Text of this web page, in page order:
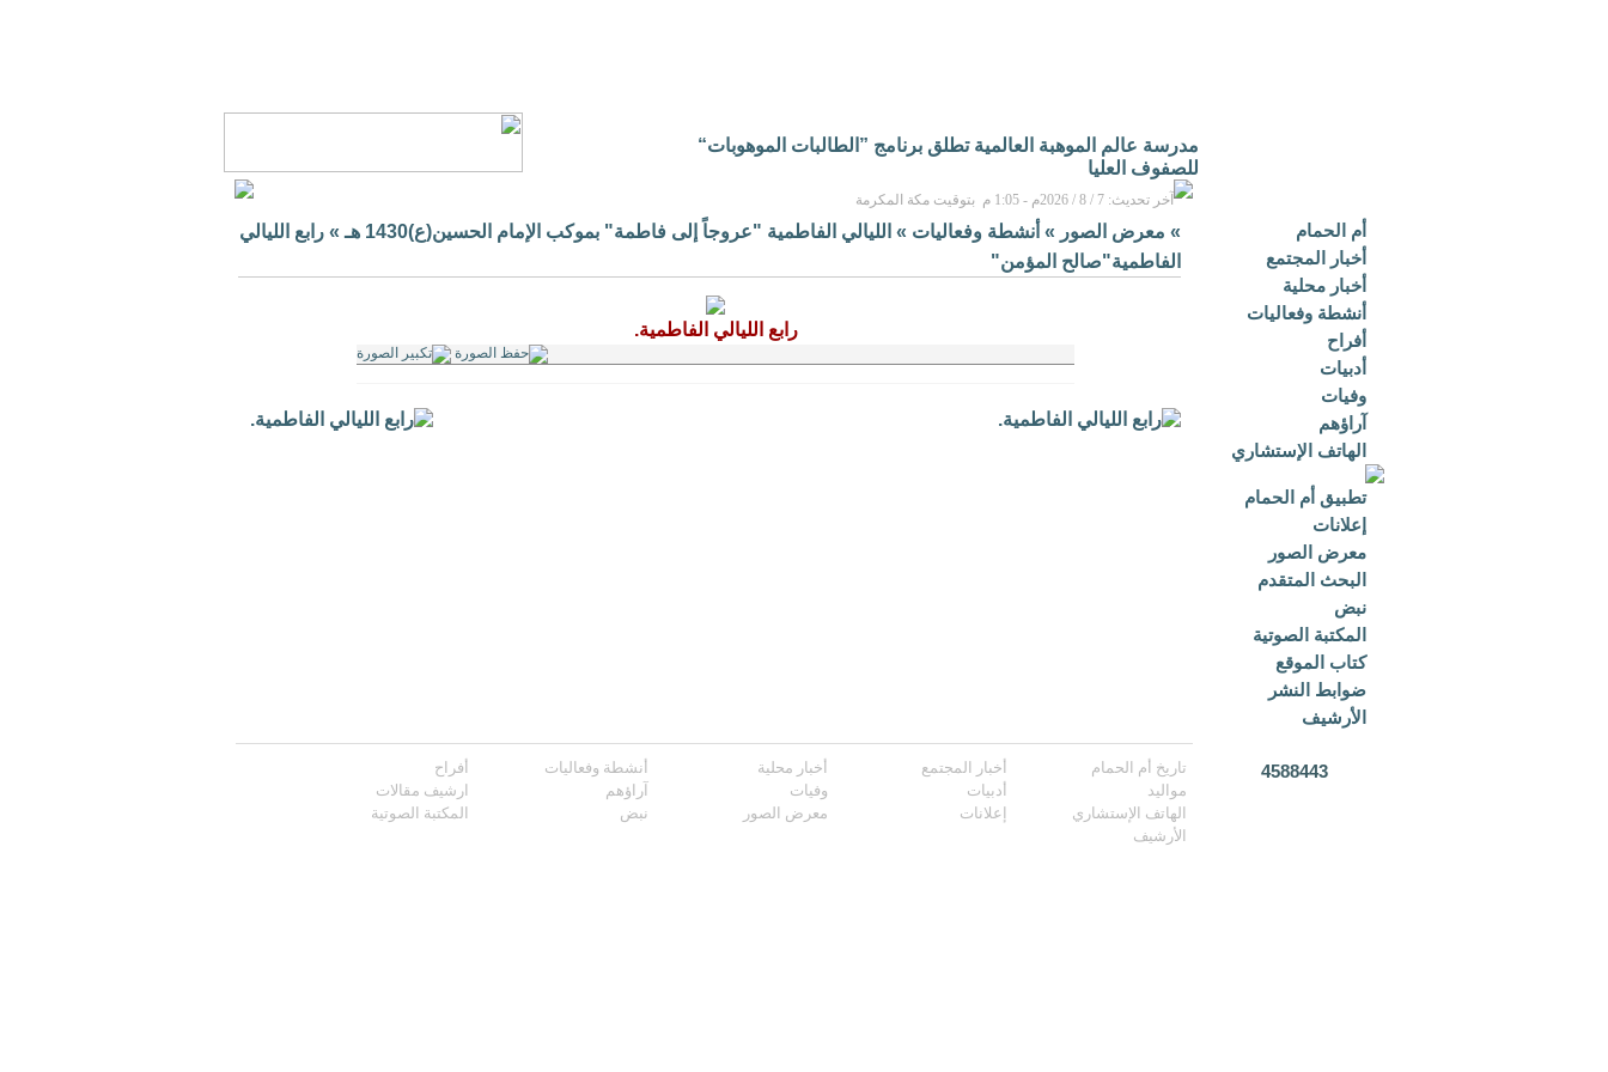
مدرسة عالم الموهبة العالمية تطلق برنامج ”الطالبات الموهوبات“
للصفوف العليا
آخر تحديث: 7 / 8 / 2026م - 1:05 م بتوقيت مكة المكرمة
أم الحمام
أخبار المجتمع
أخبار محلية
أنشطة وفعاليات
أفراح
أدبيات
وفيات
آراؤهم
الهاتف الإستشاري
تطبيق أم الحمام
إعلانات
معرض الصور
البحث المتقدم
نبض
المكتبة الصوتية
كتاب الموقع
ضوابط النشر
الأرشيف
» معرض الصور » أنشطة وفعاليات » الليالي الفاطمية "عروجاً إلى فاطمة" بموكب الإمام الحسين(ع)1430 هـ » رابع الليالي
الفاطمية"صالح المؤمن"
رابع الليالي الفاطمية.
4588443 تاريخ أم الحمام أخبار المجتمع أخبار محلية أنشطة وفعاليات
أفراح
مواليد
أدبيات وفيات آراؤهم
ارشيف مقالات
الهاتف الإستشاري
إعلانات معرض الصور نبض
المكتبة الصوتية
الأرشيف